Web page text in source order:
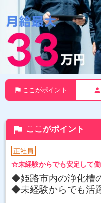
flag ここがポイント person
flag ここがポイント
正社員
☆未経験からでも安定して
◆姫路市内の浄化槽
◆未経験からでも活